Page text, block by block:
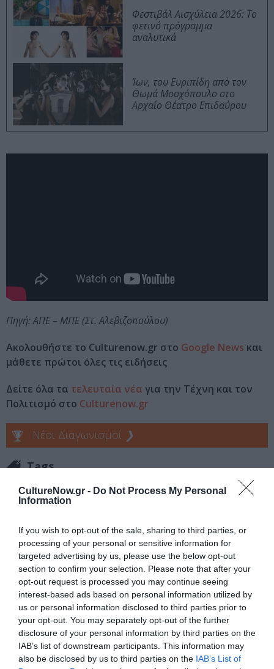
CultureNow.gr - Do Not Process My Personal
Information
If you wish to opt-out of the sale, sharing to third parties, or
processing of your personal or sensitive information for
targeted advertising by us, please use the below opt-out
section to confirm your selection. Please note that after your
opt-out request is processed you may continue seeing
interest-based ads based on personal information utilized by
us or personal information disclosed to third parties prior to
your opt-out. You may separately opt-out of the further
disclosure of your personal information by third parties on the
IAB’s list of downstream participants. This information may
also be disclosed by us to third parties on the IAB’s List of
Φεστιβάλ Αισχύλεια 2026: Το
φετινό πρόγραμμα
αναλυτικά
Ίων, του Ευριπίδη από τον
Θωμά Μοσχόπουλο στο
Αρχαίο Θέατρο Επιδαύρου
Πηγή: ΑΠΕ – ΜΠΕ (Στ. Αλεβιζοπούλου)
Ακολουθήστε το Culturenow.gr στο Google News και
μάθετε πρώτοι όλες τις ειδήσεις
Δείτε όλα τα τελευταία νέα για την Τέχνη και τον
Πολιτισμό στο Culturenow.gr
Νέοι Διαγωνισμοί ❯
Tags
ΞΕΝΕΣ ΤΑΙΝΙΕΣ
ΠΕΡΙΠΕΤΕΙΑ - ΑΣΤΥΝΟΜΙΚΟ
Newsletter
Κάθε βδομάδα στο e-mail σας τα τελευταία νέα για
την Τέχνη και τον Πολιτισμό!
Ακολουθήστε το Culturenow.gr